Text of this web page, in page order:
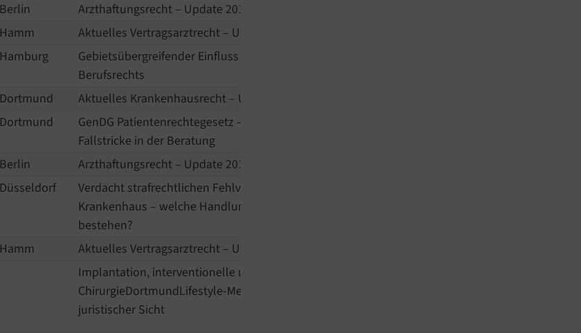
Berlin
Arzthaftungsrecht – Update 2018
Hamm
Aktuelles Vertragsarztrecht – Update 2018
Hamburg
Gebietsübergreifender Einfluss des ärztlichen
Berufsrechts
Dortmund
Aktuelles Krankenhausrecht – Update 2017
Dortmund
GenDG Patientenrechtegesetz – juristische
Fallstricke in der Beratung
Berlin
Arzthaftungsrecht – Update 2017
Düsseldorf
Verdacht strafrechtlichen Fehlverhaltens im
Krankenhaus – welche Handlungspflichten
bestehen?
Hamm
Aktuelles Vertragsarztrecht – Update 2017
Implantation, interventionelle und refraktive
ChirurgieDortmundLifestyle-Medizin aus
juristischer Sicht